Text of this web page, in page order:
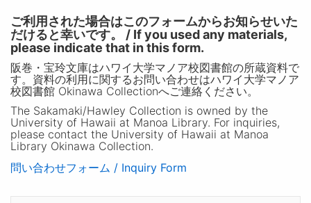
ご利用された場合はこのフォームからお知らせいた
だけると幸いです。 / If you used any materials,
please indicate that in this form.
阪巻・宝玲文庫はハワイ大学マノア校図書館の所蔵資料で
す。資料の利用に関するお問い合わせはハワイ大学マノア
校図書館 Okinawa Collectionへご連絡ください。
The Sakamaki/Hawley Collection is owned by the
University of Hawaii at Manoa Library. For inquiries,
please contact the University of Hawaii at Manoa
Library Okinawa Collection.
問い合わせフォーム / Inquiry Form